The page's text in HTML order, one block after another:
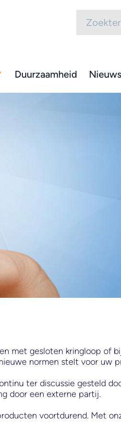
Duurzaamheid
met gesloten kringloop of
normen stelt voor uw
ter discussie gesteld
door een externe partij.
voortdurend. Met